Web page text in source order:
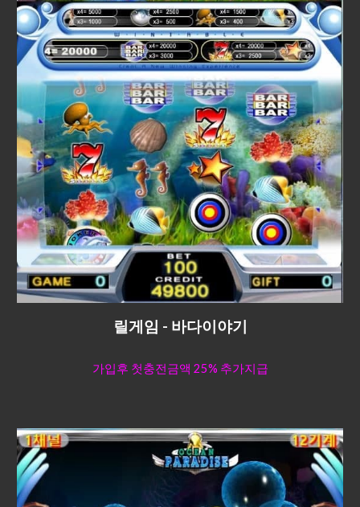
릴게임 - 바다이야기
가입후 첫충전금액 25% 추가지급